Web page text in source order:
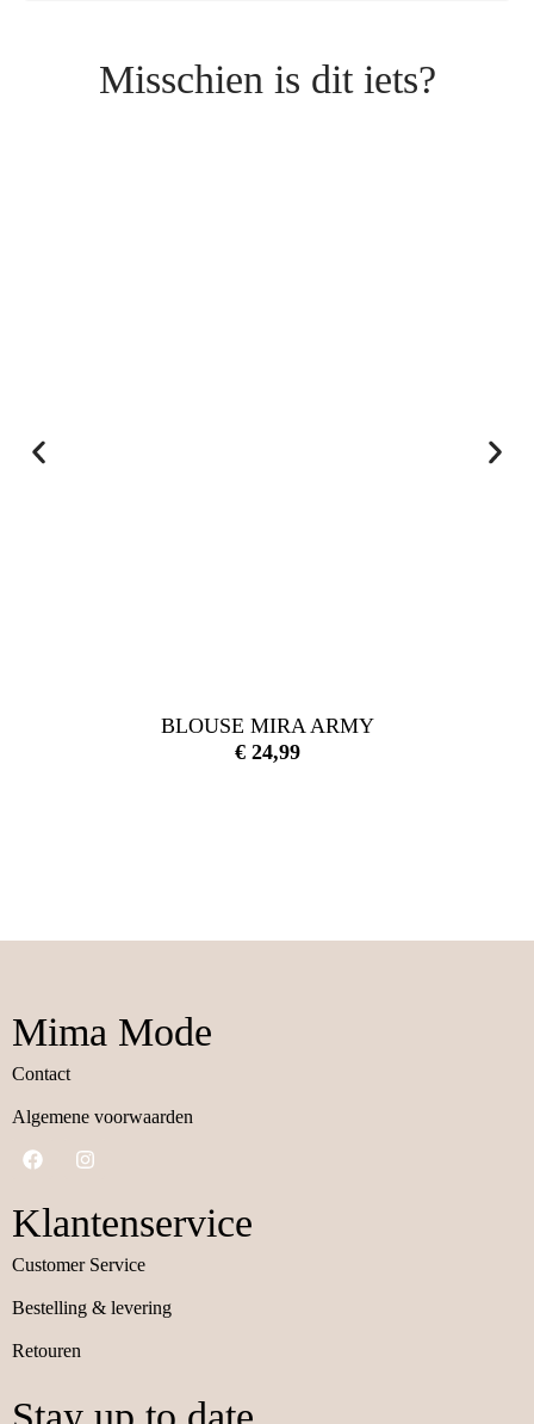
Misschien is dit iets?
BLOUSE MIRA ARMY
€24,99
Mima Mode
Contact
Algemene voorwaarden
Klantenservice
Customer Service
Bestelling & levering
Retouren